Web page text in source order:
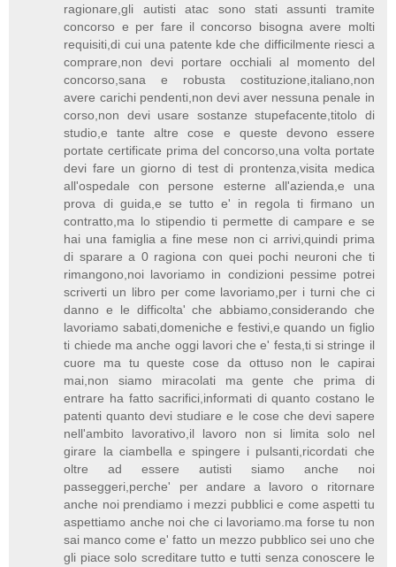
ragionare,gli autisti atac sono stati assunti tramite
concorso e per fare il concorso bisogna avere molti
requisiti,di cui una patente kde che difficilmente riesci a
comprare,non devi portare occhiali al momento del
concorso,sana e robusta costituzione,italiano,non
avere carichi pendenti,non devi aver nessuna penale in
corso,non devi usare sostanze stupefacente,titolo di
studio,e tante altre cose e queste devono essere
portate certificate prima del concorso,una volta portate
devi fare un giorno di test di prontenza,visita medica
all'ospedale con persone esterne all'azienda,e una
prova di guida,e se tutto e' in regola ti firmano un
contratto,ma lo stipendio ti permette di campare e se
hai una famiglia a fine mese non ci arrivi,quindi prima
di sparare a 0 ragiona con quei pochi neuroni che ti
rimangono,noi lavoriamo in condizioni pessime potrei
scriverti un libro per come lavoriamo,per i turni che ci
danno e le difficolta' che abbiamo,considerando che
lavoriamo sabati,domeniche e festivi,e quando un figlio
ti chiede ma anche oggi lavori che e' festa,ti si stringe il
cuore ma tu queste cose da ottuso non le capirai
mai,non siamo miracolati ma gente che prima di
entrare ha fatto sacrifici,informati di quanto costano le
patenti quanto devi studiare e le cose che devi sapere
nell'ambito lavorativo,il lavoro non si limita solo nel
girare la ciambella e spingere i pulsanti,ricordati che
oltre ad essere autisti siamo anche noi
passeggeri,perche' per andare a lavoro o ritornare
anche noi prendiamo i mezzi pubblici e come aspetti tu
aspettiamo anche noi che ci lavoriamo.ma forse tu non
sai manco come e' fatto un mezzo pubblico sei uno che
gli piace solo screditare tutto e tutti senza conoscere le